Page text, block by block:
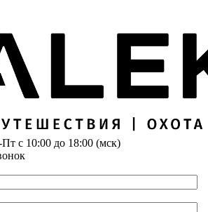
с 10:00 до 18:00 (мск)